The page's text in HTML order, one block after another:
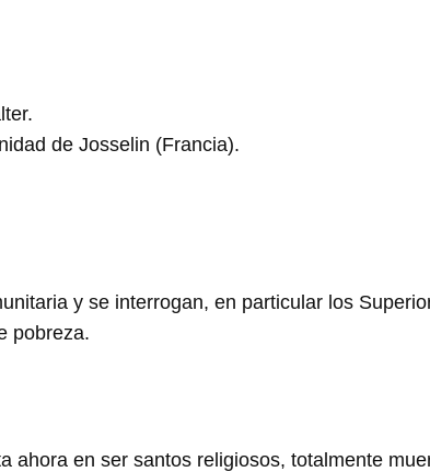
de Josselin (Francia).
y se interrogan, en particular los
pobreza.
ahora en ser santos religiosos, totalmente